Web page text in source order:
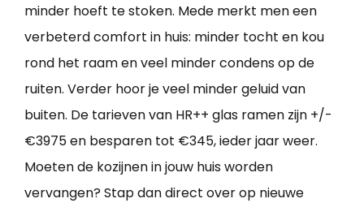
minder hoeft te stoken. Mede merkt men een
verbeterd comfort in huis: minder tocht en kou
rond het raam en veel minder condens op de
ruiten. Verder hoor je veel minder geluid van
buiten. De tarieven van HR++ glas ramen zijn +/-
€3975 en besparen tot €345, ieder jaar weer.
Moeten de kozijnen in jouw huis worden
vervangen? Stap dan direct over op nieuwe